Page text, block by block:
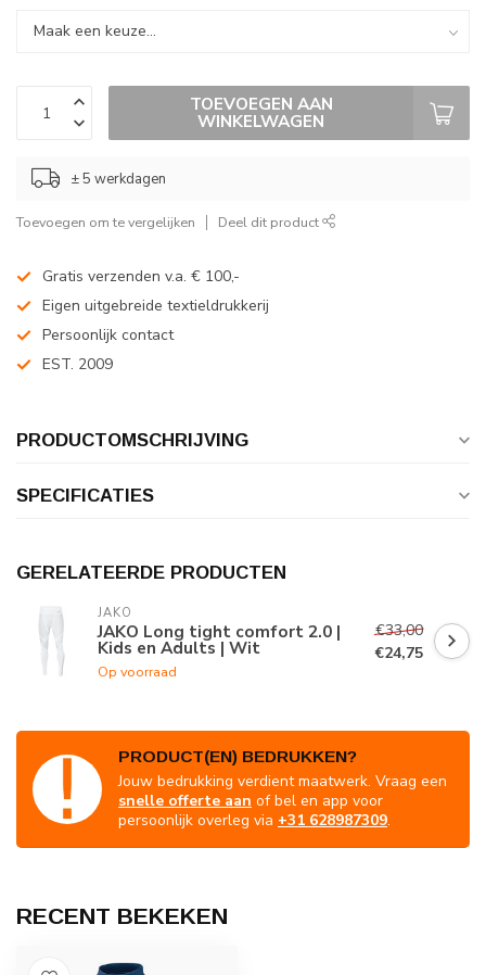
TOEVOEGEN AAN
WINKELWAGEN
± 5 werkdagen
Toevoegen om te vergelijken Deel dit product
Gratis verzenden v.a. € 100,-
Eigen uitgebreide textieldrukkerij
Persoonlijk contact
EST. 2009
PRODUCTOMSCHRIJVING
SPECIFICATIES
GERELATEERDE PRODUCTEN
JAKO
JAKO Long tight comfort 2.0 |
Kids en Adults | Wit
Op voorraad
€33,00
€24,75
PRODUCT(EN) BEDRUKKEN?
Jouw bedrukking verdient maatwerk. Vraag een
snelle offerte aan of bel en app voor
persoonlijk overleg via +31 628987309.
RECENT BEKEKEN